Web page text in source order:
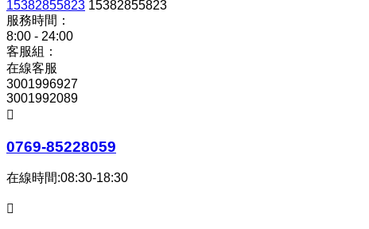
15382855823 15382855823
服務時間：
8:00 - 24:00
客服組：
在線客服
3001996927
3001992089

0769-85228059
在線時間:08:30-18:30
